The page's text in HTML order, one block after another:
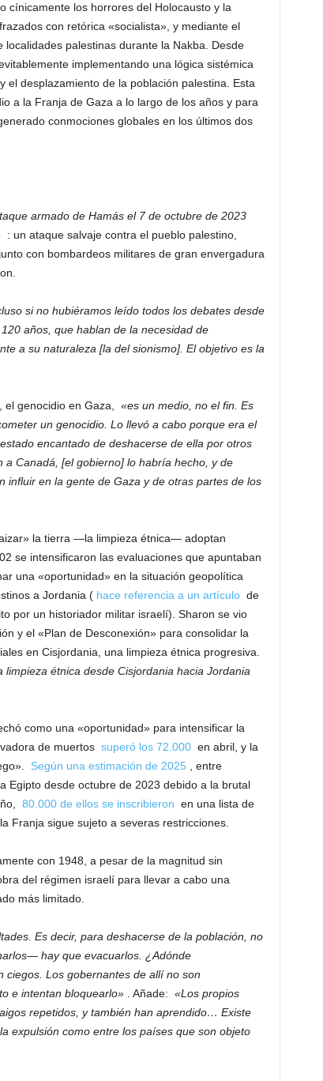
cínicamente los horrores del Holocausto y la
con retórica «socialista», y mediante el
palestinas durante la Nakba. Desde
implementando una lógica sistémica
desplazamiento de la población palestina. Esta
a la Franja de Gaza a lo largo de los años y para
conmociones globales en los últimos dos
armado de Hamás el 7 de octubre de 2023
: un ataque salvaje contra el pueblo palestino,
con bombardeos militares de gran envergadura
si no hubiéramos leído todos los debates desde
años, que hablan de la necesidad de
a su naturaleza [la del sionismo]. El objetivo es la
el genocidio en Gaza, «es un medio, no el fin. Es
un genocidio. Lo llevó a cabo porque era el
encantado de deshacerse de ella por otros
Canadá, [el gobierno] lo habría hecho, y de
influir en la gente de Gaza y de otras partes de los
la tierra —la limpieza étnica— adoptan
se intensificaron las evaluaciones que apuntaban
una «oportunidad» en la situación geopolítica
a Jordania ( hace referencia a un artículode
por un historiador militar israelí). Sharon se vio
y el «Plan de Desconexión» para consolidar la
en Cisjordania, una limpieza étnica progresiva.
limpieza étnica desde Cisjordania hacia Jordania
como una «oportunidad» para intensificar la
de muertos superó los 72.000en abril, y la
Según una estimación de 2025 , entre
Egipto desde octubre de 2023 debido a la brutal
80.000 de ellos se inscribieron en una lista de
Franja sigue sujeto a severas restricciones.
con 1948, a pesar de la magnitud sin
del régimen israelí para llevar a cabo una
más limitado.
Es decir, para deshacerse de la población, no
hay que evacuarlos. ¿Adónde
Los gobernantes de allí no son
e intentan bloquearlo». Añade: «Los propios
repetidos, y también han aprendido… Existe
expulsión como entre los países que son objeto